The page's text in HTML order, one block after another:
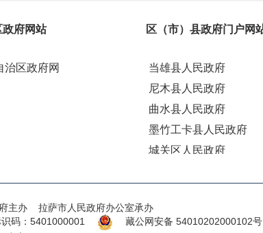
政府网站 区（市）县政府门户网
治区政府网
当雄县人民政府
尼木县人民政府
曲水县人民政府
墨竹工卡县人民政府
城关区人民政府
堆龙德庆区人民政府
主办 拉萨市人民政府办公室承办
码：5401000001
藏公网安备 54010202000102号